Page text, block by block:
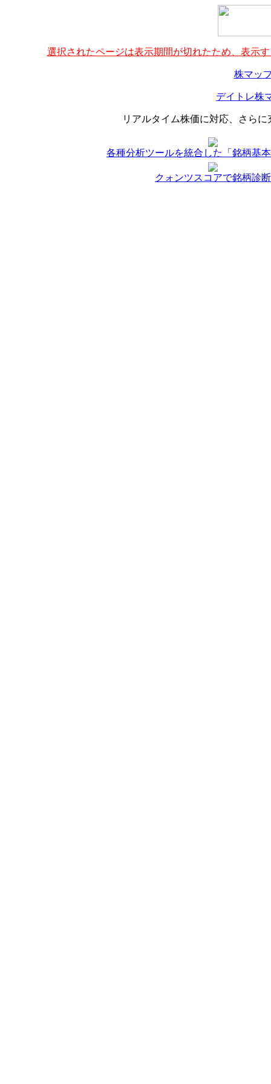
選択されたページは表示期間が切れたため、表示
株マッ
デイトレ株
リアルタイム株価に対応、さら
各種分析ツールを統合した「銘柄基
クォンツスコアで銘柄診断